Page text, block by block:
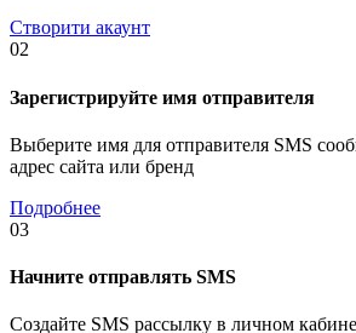
Створити акаунт
02
Зарегистрируйте имя отправителя
Выберите имя для отправителя SMS
адрес сайта или бренд
Подробнее
03
Начните отправлять SMS
Создайте SMS рассылку в личном